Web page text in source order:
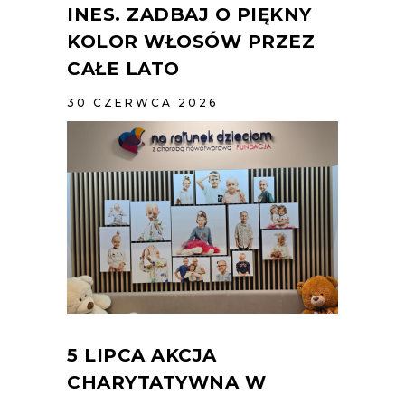
INES. ZADBAJ O PIĘKNY
KOLOR WŁOSÓW PRZEZ
CAŁE LATO
30 CZERWCA 2026
5 LIPCA AKCJA
CHARYTATYWNA W